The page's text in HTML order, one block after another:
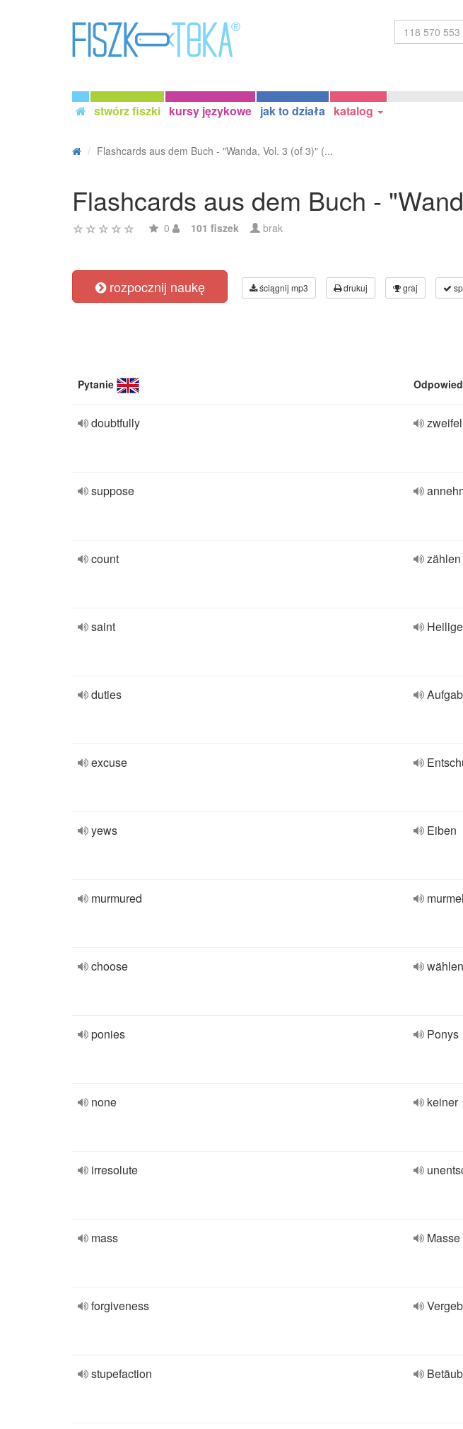
stwórz fiszki kursy językowe jak to działa katalog
Flashcards aus dem Buch - "Wanda, Vol. 3 (of 3)" (...
Flashcards aus dem Buch -
0 101 fiszek brak
rozpocznij naukę ściągnij mp3 drukuj graj
Pytanie
doubtfully
suppose
count zählen
saint Heilige
duties
excuse
yews Eiben
murmured
choose wählen
ponies Ponys
none keiner
irresolute
mass Masse
forgiveness
stupefaction